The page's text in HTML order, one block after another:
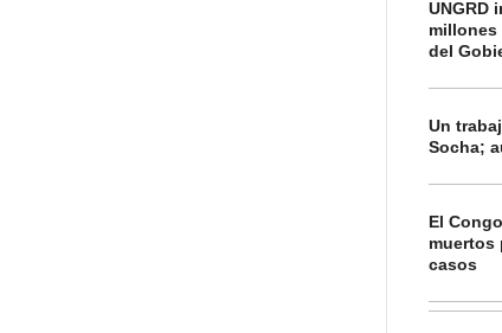
UNGRD
millones
del
Un
Socha;
El
muertos
casos